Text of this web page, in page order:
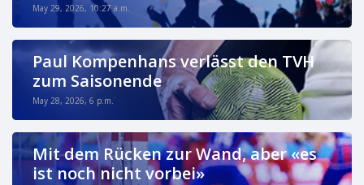
May 29, 2026, 10:27 a.m.
Paul Kompenhans verlässt den TVH
zum Saisonende
May 28, 2026, 6 p.m.
Mit dem Rücken zur Wand, aber «es
ist noch nicht vorbei»